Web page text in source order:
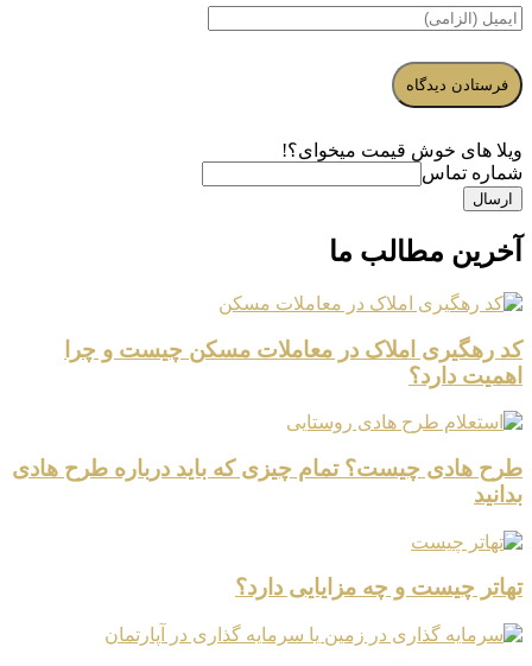
ویلا های خوش قیمت میخوای؟!
شماره تماس
ارسال
آخرین مطالب ما
کد رهگیری املاک در معاملات مسکن چیست و چرا
اهمیت دارد؟
طرح هادی چیست؟ تمام چیزی که باید درباره طرح هادی
بدانید
تهاتر چیست و چه مزایایی دارد؟